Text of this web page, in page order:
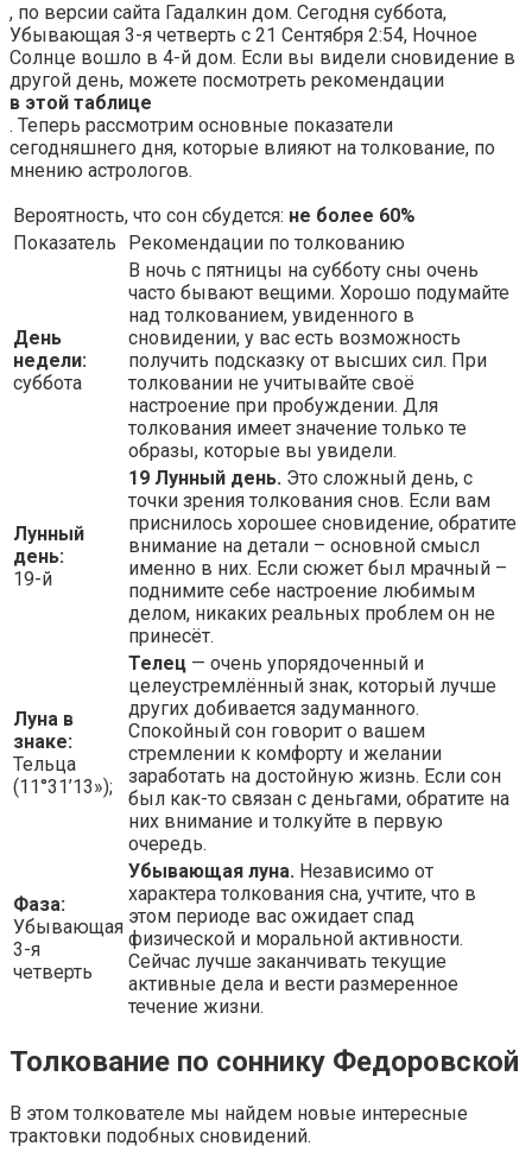
, по версии сайта Гадалкин дом. Сегодня суббота,
Убывающая 3-я четверть с 21 Сентября 2:54, Ночное
Солнце вошло в 4-й дом. Если вы видели сновидение в
другой день, можете посмотреть рекомендации
в этой таблице
. Теперь рассмотрим основные показатели
сегодняшнего дня, которые влияют на толкование, по
мнению астрологов.
Вероятность, что сон сбудется: не более 60%
Показатель
Рекомендации по толкованию
День
недели:
суббота
В ночь с пятницы на субботу сны очень
часто бывают вещими. Хорошо подумайте
над толкованием, увиденного в
сновидении, у вас есть возможность
получить подсказку от высших сил. При
толковании не учитывайте своё
настроение при пробуждении. Для
толкования имеет значение только те
образы, которые вы увидели.
Лунный
день:
19-й
19 Лунный день. Это сложный день, с
точки зрения толкования снов. Если вам
приснилось хорошее сновидение, обратите
внимание на детали – основной смысл
именно в них. Если сюжет был мрачный –
поднимите себе настроение любимым
делом, никаких реальных проблем он не
принесёт.
Луна в
знаке:
Тельца
(11°31’13»);
Телец — очень упорядоченный и
целеустремлённый знак, который лучше
других добивается задуманного.
Спокойный сон говорит о вашем
стремлении к комфорту и желании
заработать на достойную жизнь. Если сон
был как-то связан с деньгами, обратите на
них внимание и толкуйте в первую
очередь.
Фаза:
Убывающая
3-я
четверть
Убывающая луна. Независимо от
характера толкования сна, учтите, что в
этом периоде вас ожидает спад
физической и моральной активности.
Сейчас лучше заканчивать текущие
активные дела и вести размеренное
течение жизни.
Толкование по соннику Федоровской
В этом толкователе мы найдем новые интересные
трактовки подобных сновидений.